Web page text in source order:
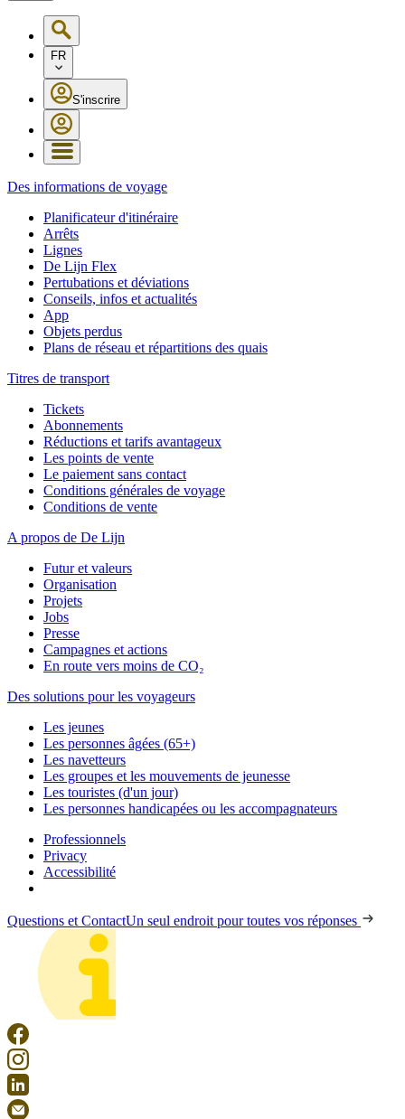
FR
S'inscrire
Des informations de voyage
Planificateur d'itinéraire
Arrêts
Lignes
De Lijn Flex
Pertubations et déviations
Conseils, infos et actualités
App
Objets perdus
Plans de réseau et répartitions des quais
Titres de transport
Tickets
Abonnements
Réductions et tarifs avantageux
Les points de vente
Le paiement sans contact
Conditions générales de voyage
Conditions de vente
A propos de De Lijn
Futur et valeurs
Organisation
Projets
Jobs
Presse
Campagnes et actions
En route vers moins de CO₂
Des solutions pour les voyageurs
Les jeunes
Les personnes âgées (65+)
Les navetteurs
Les groupes et les mouvements de jeunesse
Les touristes (d'un jour)
Les personnes handicapées ou les accompagnateurs
Professionnels
Privacy
Accessibilité
Questions et ContactUn seul endroit pour toutes vos réponses